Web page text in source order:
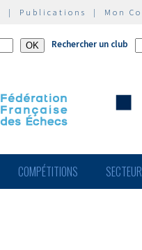
| Publications | Mon
Rechercher un club
COMPÉTITIONS